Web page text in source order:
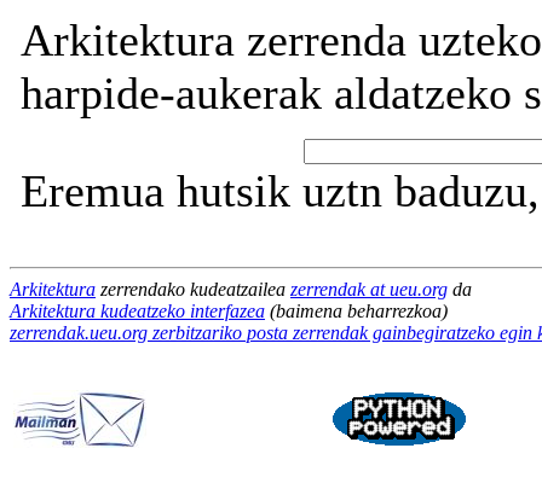
Arkitektura zerrenda
harpide-aukerak aldatzeko
Eremua hutsik uztn
Arkitektura zerrendako kudeatzailea zerrendak at ueu.org da
Arkitektura kudeatzeko interfazea (baimena beharrezkoa)
zerrendak.ueu.org zerbitzariko posta zerrendak gainbegiratzeko egin